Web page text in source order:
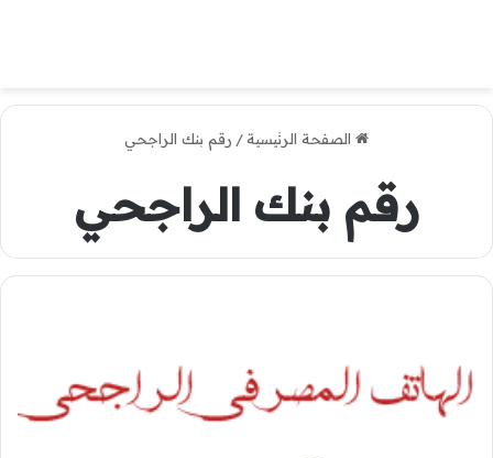
الصفحة الرئيسية/ رقم بنك الراجحي
رقم بنك الراجحي